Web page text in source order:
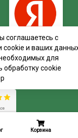
Корзина
соглашаетесь с
cookie и ваших
для
обработку cookie